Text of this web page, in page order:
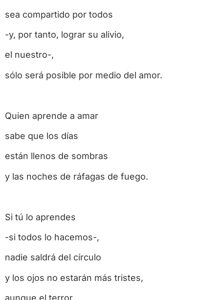
sea compartido por todos
-y, por tanto, lograr su alivio,
el nuestro-,
sólo será posible por medio del amor.
Quien aprende a amar
sabe que los días
están llenos de sombras
y las noches de ráfagas de fuego.
Si tú lo aprendes
-si todos lo hacemos-,
nadie saldrá del círculo
y los ojos no estarán más tristes,
aunque el terror